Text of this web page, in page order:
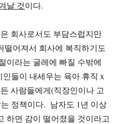
날 것이다.
회사로서도 부담스럽지만
떨어져서 회사에 복직하기도
이라는 굴레에 빠질 수밖에
들이 내세우는 육아 휴직 x
사람들에게(직장인이나 고
정책이다. 남자도 1년 이상
하면 감이 떨어졌을 것이라고